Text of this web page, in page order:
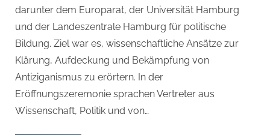
darunter dem Europarat, der Universität Hamburg
und der Landeszentrale Hamburg für politische
Bildung. Ziel war es, wissenschaftliche Ansätze zur
Klärung, Aufdeckung und Bekämpfung von
Antiziganismus zu erörtern. In der
Eröffnungszeremonie sprachen Vertreter aus
Wissenschaft, Politik und von…